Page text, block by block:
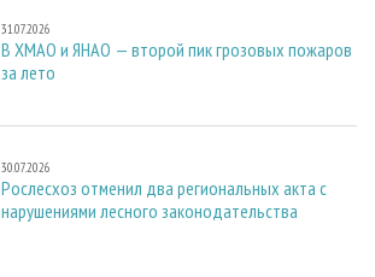
31.07.2026
В ХМАО и ЯНАО — второй пик грозовых пожаров
за лето
30.07.2026
Рослесхоз отменил два региональных акта с
нарушениями лесного законодательства